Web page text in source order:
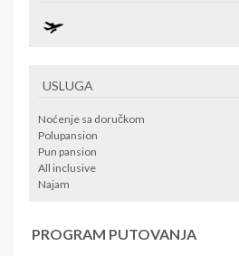
USLUGA
Noćenje sa doručkom
Polupansion
Pun pansion
All inclusive
Najam
PROGRAM PUTOVANJA